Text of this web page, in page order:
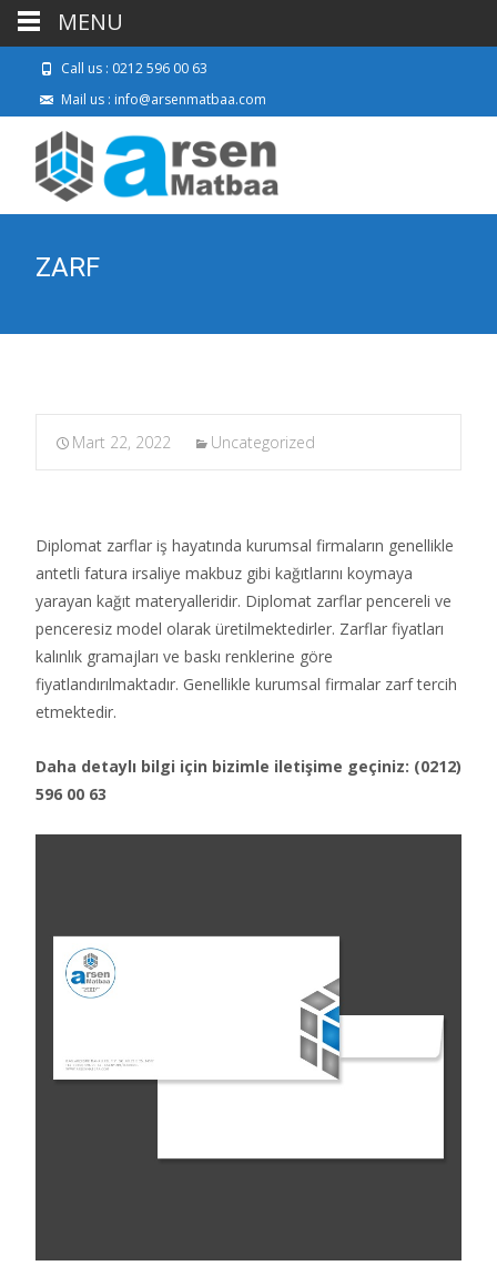
Call us : 0212 596 00 63
Mail us : info@arsenmatbaa.com
ZARF
Mart 22, 2022 Uncategorized
Diplomat zarflar iş hayatında kurumsal firmaların genellikle
antetli fatura irsaliye makbuz gibi kağıtlarını koymaya
yarayan kağıt materyalleridir. Diplomat zarflar pencereli ve
penceresiz model olarak üretilmektedirler. Zarflar fiyatları
kalınlık gramajları ve baskı renklerine göre
fiyatlandırılmaktadır. Genellikle kurumsal firmalar zarf tercih
etmektedir.
Daha detaylı bilgi için bizimle iletişime geçiniz: (0212)
596 00 63
MENU